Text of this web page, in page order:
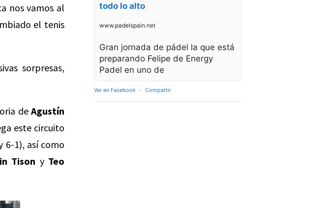
nos vamos al
el tenis
sorpresas,
de Agustín
este circuito
6-1), así como
Tison y Teo
todo lo alto
www.padelspain.net
Gran jornada de pádel la que está
preparando Felipe de Energy
Padel en uno de
Ver en Facebook · Compartir